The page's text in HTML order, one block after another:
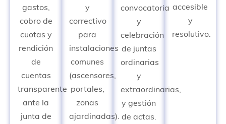
gastos,
cobro de
cuotas y
rendición
de
cuentas
transparente
ante la
junta de
y
correctivo
para
instalaciones
comunes
(ascensores,
portales,
zonas
ajardinadas).
convocatoria
y
celebración
de juntas
ordinarias
y
extraordinarias,
y gestión
de actas.
accesible
y
resolutivo.